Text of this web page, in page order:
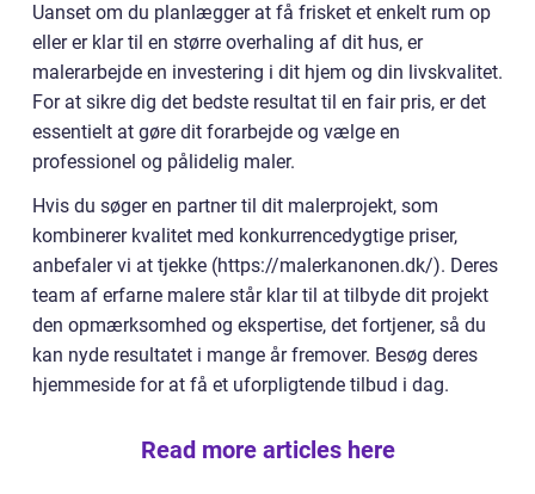
Uanset om du planlægger at få frisket et enkelt rum op
eller er klar til en større overhaling af dit hus, er
malerarbejde en investering i dit hjem og din livskvalitet.
For at sikre dig det bedste resultat til en fair pris, er det
essentielt at gøre dit forarbejde og vælge en
professionel og pålidelig maler.
Hvis du søger en partner til dit malerprojekt, som
kombinerer kvalitet med konkurrencedygtige priser,
anbefaler vi at tjekke (https://malerkanonen.dk/). Deres
team af erfarne malere står klar til at tilbyde dit projekt
den opmærksomhed og ekspertise, det fortjener, så du
kan nyde resultatet i mange år fremover. Besøg deres
hjemmeside for at få et uforpligtende tilbud i dag.
Read more articles here